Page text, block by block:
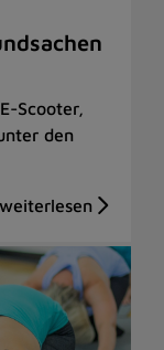
Scooter,
den